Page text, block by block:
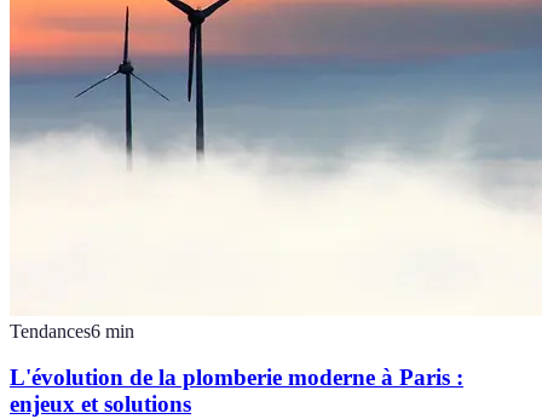
Tendances6 min
L'évolution de la plomberie moderne à Paris :
enjeux et solutions